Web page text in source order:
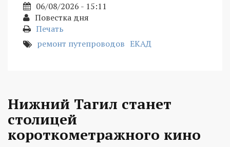
06/08/2026 - 15:11
Повестка дня
Печать
ремонт путепроводов ЕКАД
Нижний Тагил станет
столицей
короткометражного кино